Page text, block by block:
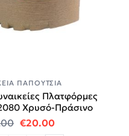
ΠΑΠΟΎΤΣΙΑ
Πλατφόρμες
Χρυσό-Πράσινο
Original price was:
€20.00Η τρέχουσα